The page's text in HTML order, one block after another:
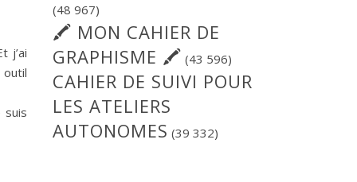
j’ai
suis
(48 967)
🖍 MON CAHIER DE
GRAPHISME 🖍 (43 596)
CAHIER DE SUIVI POUR
LES ATELIERS
AUTONOMES (39 332)